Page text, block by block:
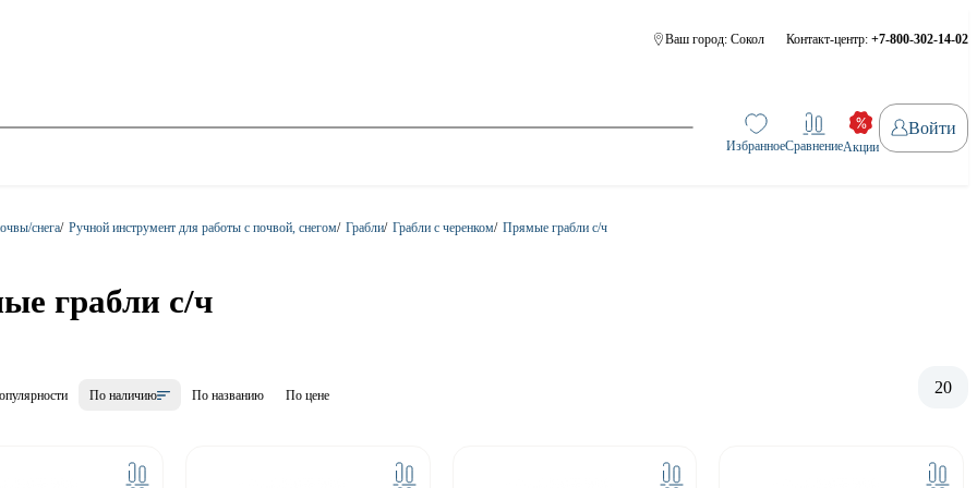
Ваш город: Сокол Контакт-центр: +7-800-302-14-02
ИзбранноеСравнениеАкции
Войти
снега/ Ручной инструмент для работы с почвой, снегом/ Грабли/ Грабли с черенком/ Прямые грабли с/ч
грабли с/ч
По наличию По названию По цене 20